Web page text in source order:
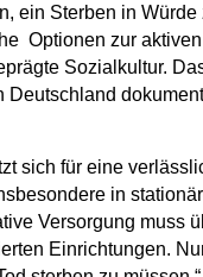
ein Sterben in
Optionen zur
Sozialkultur.
sich für eine
in
Versorgung muss
Einrichtungen.